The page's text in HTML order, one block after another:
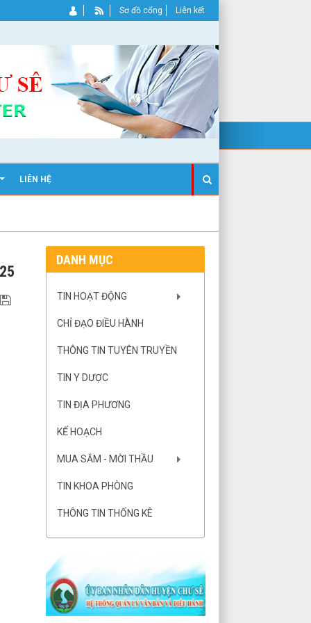
LIÊN HỆ
Sơ đồ cổng Liên kết
DANH MỤC
TIN HOẠT ĐỘNG
CHỈ ĐẠO ĐIỀU HÀNH
THÔNG TIN TUYÊN TRUYỀN
TIN Y DƯỢC
TIN ĐỊA PHƯƠNG
KẾ HOẠCH
MUA SẮM - MỜI THẦU
TIN KHOA PHÒNG
THÔNG TIN THỐNG KÊ